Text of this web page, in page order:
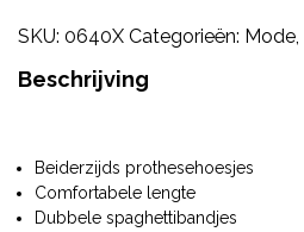
SKU: 0640X Categorieën: Mode,
Beschrijving
Beiderzijds prothesehoesjes
Comfortabele lengte
Dubbele spaghettibandjes